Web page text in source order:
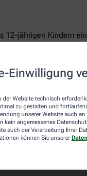
Einwilligung
der Website technisch
zu gestalten und
unserer Website auch
kein angemessenes
auch der Verarbeitung Ihrer
können Sie unserer
jährigen Kindern
sie sich aktiv mit
auszuprobieren
die App die
Die